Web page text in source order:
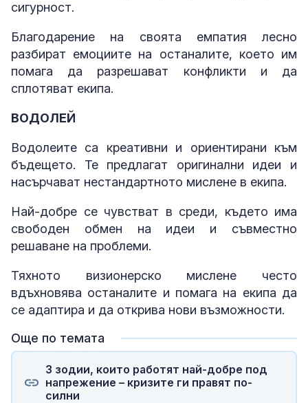
сигурност.
Благодарение на своята емпатия лесно
разбират емоциите на останалите, което им
помага да разрешават конфликти и да
сплотяват екипа.
ВОДОЛЕЙ
Водолеите са креативни и ориентирани към
бъдещето. Те предлагат оригинални идеи и
насърчават нестандартното мислене в екипа.
Най-добре се чувстват в среди, където има
свободен обмен на идеи и съвместно
решаване на проблеми.
Тяхното визионерско мислене често
вдъхновява останалите и помага на екипа да
се адаптира и да открива нови възможности.
Още по темата
3 зодии, които работят най-добре под
напрежение – кризите ги правят по-
силни